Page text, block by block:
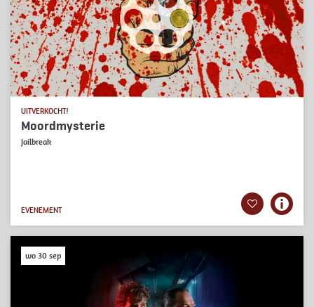
Moordmysterie
Jailbreak
UITVERKOCHT!
EVENEMENT
wo 30 sep